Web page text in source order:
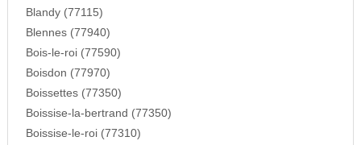
Blandy (77115)
Blennes (77940)
Bois-le-roi (77590)
Boisdon (77970)
Boissettes (77350)
Boissise-la-bertrand (77350)
Boissise-le-roi (77310)